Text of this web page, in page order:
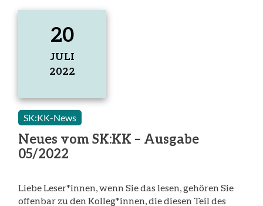
20
JULI
2022
Juli
2022
SK:KK-News
Neues vom SK:KK – Ausgabe
05/2022
Liebe Leser*innen, wenn Sie das lesen, gehören Sie
offenbar zu den Kolleg*innen, die diesen Teil des